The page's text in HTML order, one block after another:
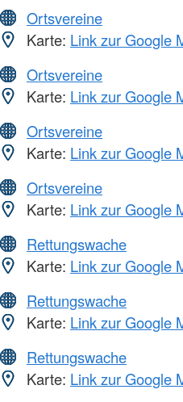
Ortsvereine
Karte: Link zur Google
Ortsvereine
Karte: Link zur Google
Ortsvereine
Karte: Link zur Google
Ortsvereine
Karte: Link zur Google
Rettungswache
Karte: Link zur Google
Rettungswache
Karte: Link zur Google
Rettungswache
Karte: Link zur Google